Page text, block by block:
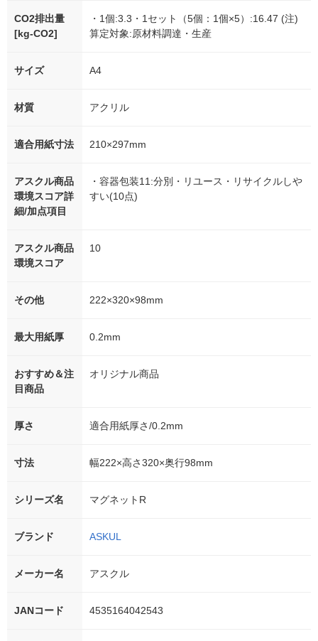
CO2排出量
[kg-CO2]
・1個:3.3・1セット（5個：1個×5）:16.47 (注)
算定対象:原材料調達・生産
サイズ A4
材質 アクリル
適合用紙寸法 210×297mm
アスクル商品
環境スコア詳
細/加点項目
・容器包装11:分別・リユース・リサイクルしや
すい(10点)
アスクル商品
環境スコア
10
その他 222×320×98mm
最大用紙厚 0.2mm
おすすめ＆注
目商品
オリジナル商品
厚さ 適合用紙厚さ/0.2mm
寸法 幅222×高さ320×奥行98mm
シリーズ名 マグネットR
ブランド ASKUL
メーカー名 アスクル
JANコード 4535164042543